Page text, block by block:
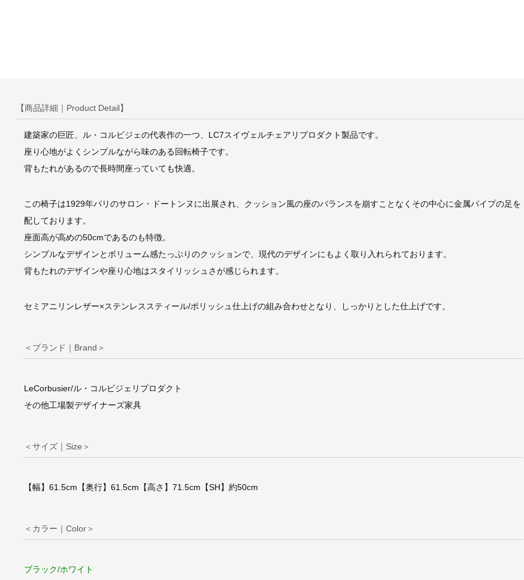
【商品詳細｜Product Detail】
建築家の巨匠、ル・コルビジェの代表作の一つ、LC7スイヴェルチェアリプロダクト製品です。
座り心地がよくシンプルながら味のある回転椅子です。
背もたれがあるので長時間座っていても快適。
この椅子は1929年パリのサロン・ドートンヌに出展され、クッション風の座のバランスを崩すことなくその中心に金属パイプの足を
配しております。
座面高が高めの50cmであるのも特徴。
シンプルなデザインとボリューム感たっぷりのクッションで、現代のデザインにもよく取り入れられております。
背もたれのデザインや座り心地はスタイリッシュさが感じられます。
セミアニリンレザー×ステンレススティール/ポリッシュ仕上げの組み合わせとなり、しっかりとした仕上げです。
＜ブランド｜Brand＞
LeCorbusier/ル・コルビジェリプロダクト
その他工場製デザイナーズ家具
＜サイズ｜Size＞
【幅】61.5cm【奥行】61.5cm【高さ】71.5cm【SH】約50cm
＜カラー｜Color＞
ブラック/ホワイト
ル・コルビジェ/LC8スイ
クト【レザー仕様】
ル・コルビジェ/LC7スイ
ミース・ファン・デル・